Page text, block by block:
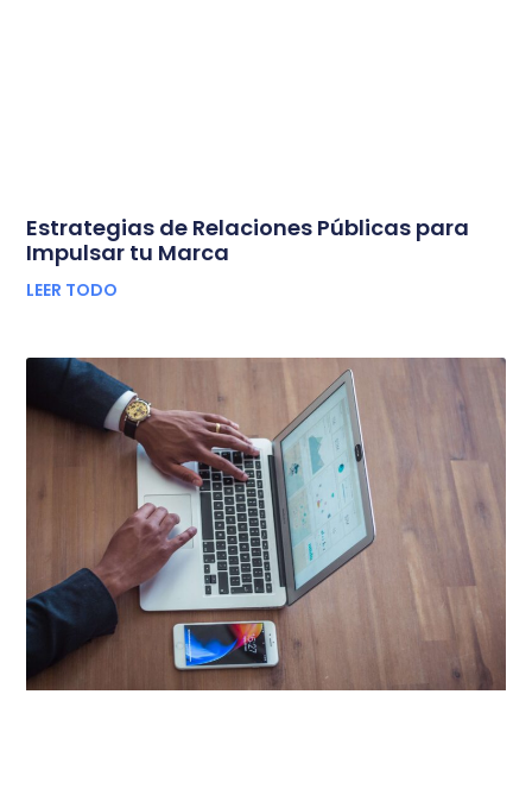
Estrategias de Relaciones Públicas para
Impulsar tu Marca
LEER TODO